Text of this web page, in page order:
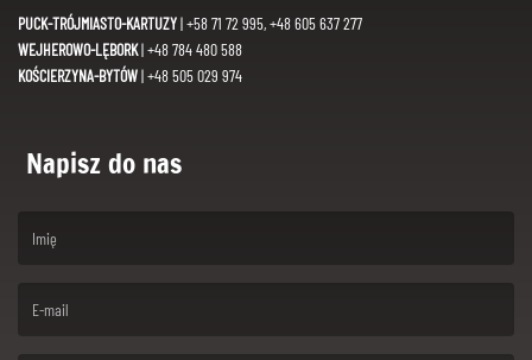
PUCK-TRÓJMIASTO-KARTUZY| +58 71 72 995, +48 605 637 277
WEJHEROWO-LĘBORK| +48 784 480 588
KOŚCIERZYNA-BYTÓW| +48 505 029 974
Napisz do nas